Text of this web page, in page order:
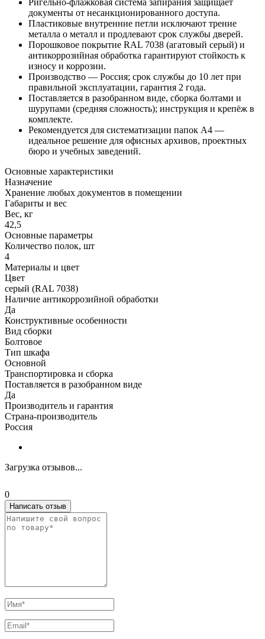
документы от несанкционированного доступа.
Пластиковые внутренние петли исключают трение
металла о металл и продлевают срок службы дверей.
Порошковое покрытие RAL 7038 (агатовый серый) и
антикоррозийная обработка гарантируют стойкость к
износу и коррозии.
Производство — Россия; срок службы до 10 лет при
правильной эксплуатации, гарантия 2 года.
Поставляется в разобранном виде, сборка болтами и
шурупами (средняя сложность); инструкция и крепёж в
комплекте.
Рекомендуется для систематизации папок A4 —
идеальное решение для офисных архивов, проектных
бюро и учебных заведений.
Основные характеристики
Назначение
Хранение любых документов в помещении
Габариты и вес
Вес, кг
42,5
Основные параметры
Количество полок, шт
4
Материалы и цвет
Цвет
серый (RAL 7038)
Наличие антикоррозийной обработки
Да
Конструктивные особенности
Вид сборки
Болтовое
Тип шкафа
Основной
Транспортировка и сборка
Поставляется в разобранном виде
Да
Производитель и гарантия
Страна-производитель
Россия
Загрузка отзывов...
0
Написать отзыв